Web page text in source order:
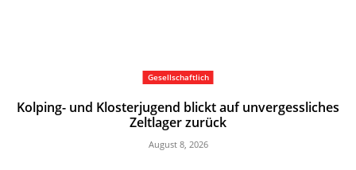
Gesellschaftlich
Kolping- und Klosterjugend blickt auf unvergessliches
Zeltlager zurück
August 8, 2026